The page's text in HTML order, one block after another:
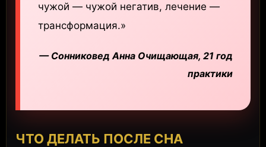
чужой — чужой негатив, лечение —
трансформация.»
— Сонниковед Анна Очищающая, 21 год
практики
ЧТО ДЕЛАТЬ ПОСЛЕ СНА